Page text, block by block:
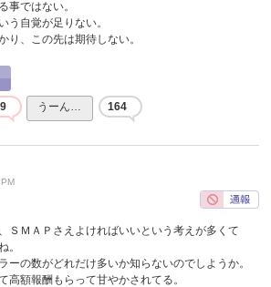
事ではない。
う自覚が足りない。
り、この先は期待しない。
うーん… 164
ＳＭＡＰさえよければいいという考えが多くて
。
ーの数がどれだけ多いか知らないのでしようか。
高額報酬もらって甘やかされてる。